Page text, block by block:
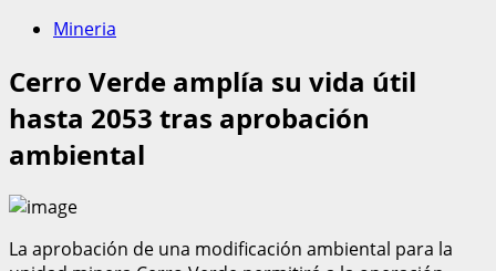
Mineria
Cerro Verde amplía su vida útil
hasta 2053 tras aprobación
ambiental
La aprobación de una modificación ambiental para la